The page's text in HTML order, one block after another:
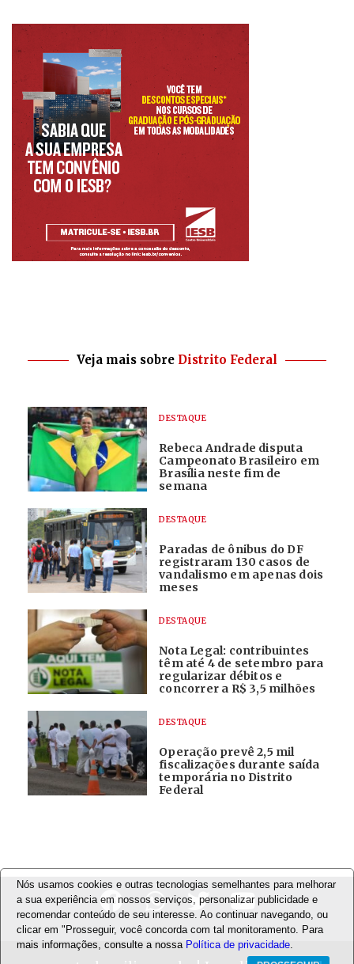
Veja mais sobre Distrito Federal
DESTAQUE
Rebeca Andrade disputa
Campeonato Brasileiro em
Brasília neste fim de
semana
DESTAQUE
Paradas de ônibus do DF
registraram 130 casos de
vandalismo em apenas dois
meses
DESTAQUE
Nota Legal: contribuintes
têm até 4 de setembro para
regularizar débitos e
concorrer a R$ 3,5 milhões
DESTAQUE
Operação prevê 2,5 mil
fiscalizações durante saída
temporária no Distrito
Federal
Nós usamos cookies e outras tecnologias semelhantes para melhorar
a sua experiência em nossos serviços, personalizar publicidade e
recomendar conteúdo de seu interesse. Ao continuar navegando, ou
clicar em "Prosseguir, você concorda com tal monitoramento. Para
mais informações, consulte a nossa Política de privacidade.